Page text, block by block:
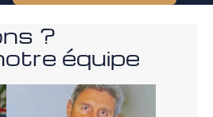
?
équipe